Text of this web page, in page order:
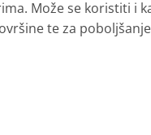
Može se koristiti i
te za